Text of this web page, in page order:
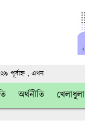
পূর্বাহ্ন , এখন
অর্থনীতি খেলাধুলা